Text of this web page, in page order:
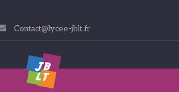
Contact@lycee-jblt.fr